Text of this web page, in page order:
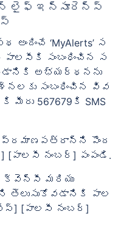
లైఫ్ ఇన్సూరెన్స్
‘MyAlerts’ స
సంబంధించిన స
అభ్యర్థనను
సంబంధించిన వివ
567679కి SMS
ప్రమాణపత్రాన్ని పొంద
నంబర్] పంపండి.
మరియు
తెలుసుకోవడానికి పాల
[పాలసీ నంబర్]